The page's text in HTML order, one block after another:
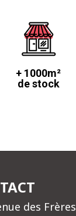
+ 1000m²
de stock
des